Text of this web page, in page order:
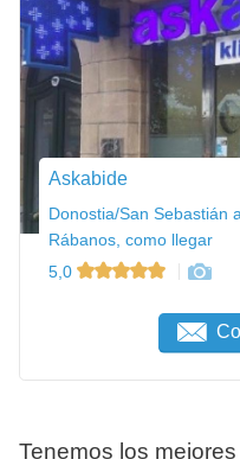
Askabide
Donostia/San Sebastián
Rábanos, como llegar
5,0
Tenemos los